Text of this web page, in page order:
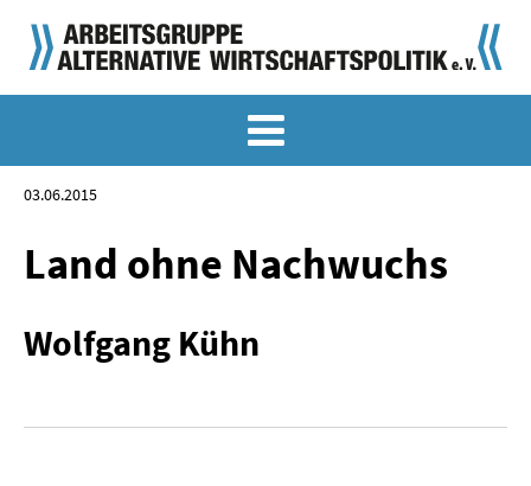
KLASSIKER
SONDERVERÖFFENTLICHUNGEN
03.06.2015
Land ohne Nachwuchs
Wolfgang Kühn